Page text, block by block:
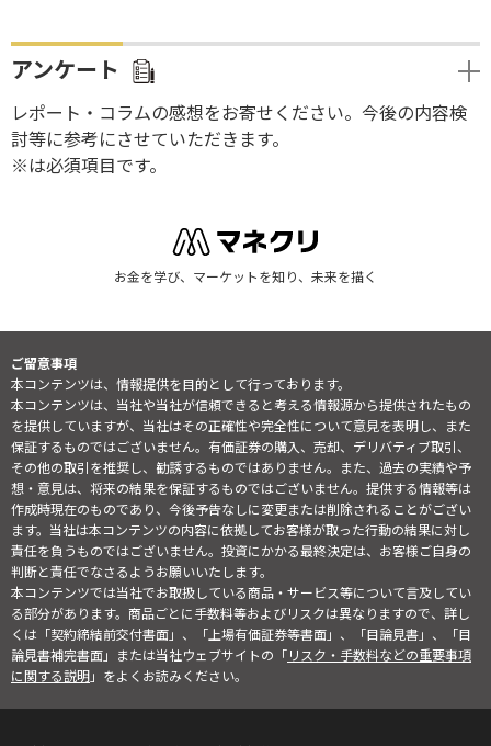
アンケート
レポート・コラムの感想をお寄せください。今後の内容検
討等に参考にさせていただきます。
※は必須項目です。
お金を学び、マーケットを知り、未来を描く
ご留意事項
本コンテンツは、情報提供を目的として行っております。
本コンテンツは、当社や当社が信頼できると考える情報源から提供されたもの
を提供していますが、当社はその正確性や完全性について意見を表明し、また
保証するものではございません。有価証券の購入、売却、デリバティブ取引、
その他の取引を推奨し、勧誘するものではありません。また、過去の実績や予
想・意見は、将来の結果を保証するものではございません。提供する情報等は
作成時現在のものであり、今後予告なしに変更または削除されることがござい
ます。当社は本コンテンツの内容に依拠してお客様が取った行動の結果に対し
責任を負うものではございません。投資にかかる最終決定は、お客様ご自身の
判断と責任でなさるようお願いいたします。
本コンテンツでは当社でお取扱している商品・サービス等について言及してい
る部分があります。商品ごとに手数料等およびリスクは異なりますので、詳し
くは「契約締結前交付書面」、「上場有価証券等書面」、「目論見書」、「目
論見書補完書面」または当社ウェブサイトの「リスク・手数料などの重要事項
に関する説明」をよくお読みください。